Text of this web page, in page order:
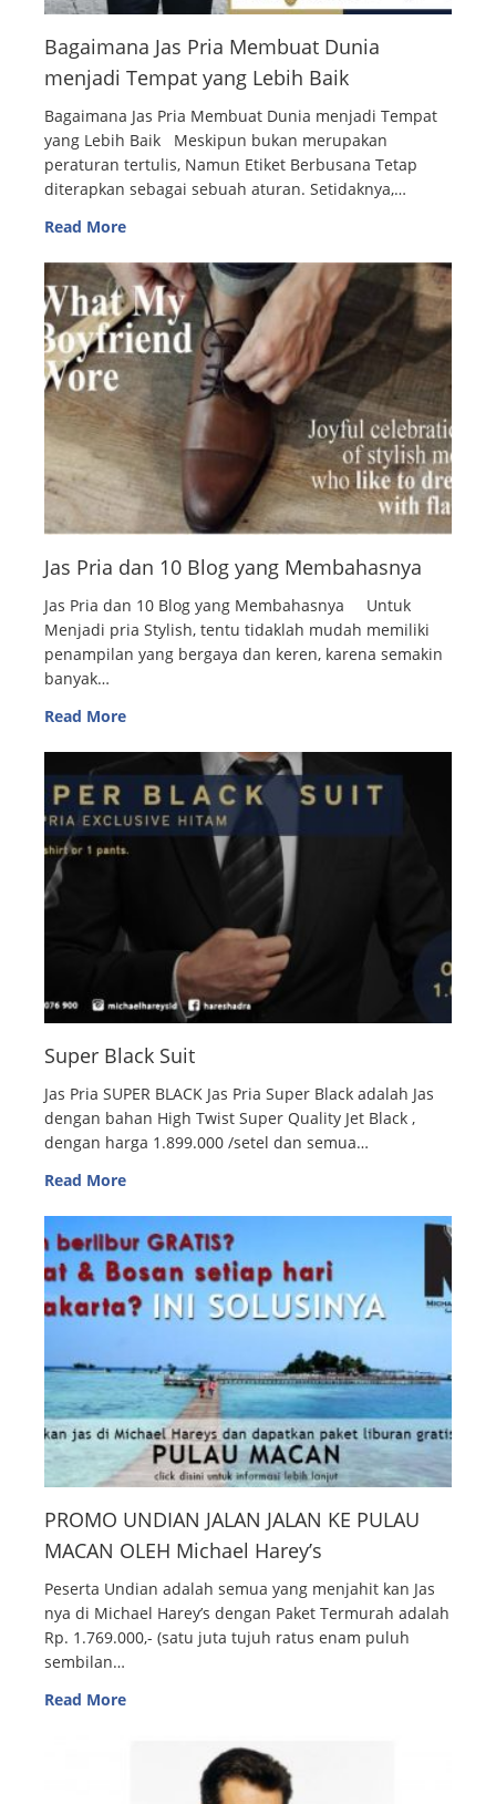
Bagaimana Jas Pria Membuat Dunia
menjadi Tempat yang Lebih Baik
Bagaimana Jas Pria Membuat Dunia menjadi Tempat
yang Lebih Baik Meskipun bukan merupakan
peraturan tertulis, Namun Etiket Berbusana Tetap
diterapkan sebagai sebuah aturan. Setidaknya,…
Read More
Jas Pria dan 10 Blog yang Membahasnya
Jas Pria dan 10 Blog yang Membahasnya Untuk
Menjadi pria Stylish, tentu tidaklah mudah memiliki
penampilan yang bergaya dan keren, karena semakin
banyak…
Read More
Super Black Suit
Jas Pria SUPER BLACK Jas Pria Super Black adalah Jas
dengan bahan High Twist Super Quality Jet Black ,
dengan harga 1.899.000 /setel dan semua…
Read More
PROMO UNDIAN JALAN JALAN KE PULAU
MACAN OLEH Michael Harey’s
Peserta Undian adalah semua yang menjahit kan Jas
nya di Michael Harey’s dengan Paket Termurah adalah
Rp. 1.769.000,- (satu juta tujuh ratus enam puluh
sembilan…
Read More